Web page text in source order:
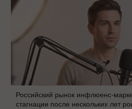
Российский рынок инфлюенс-
стагнации после нескольких лет